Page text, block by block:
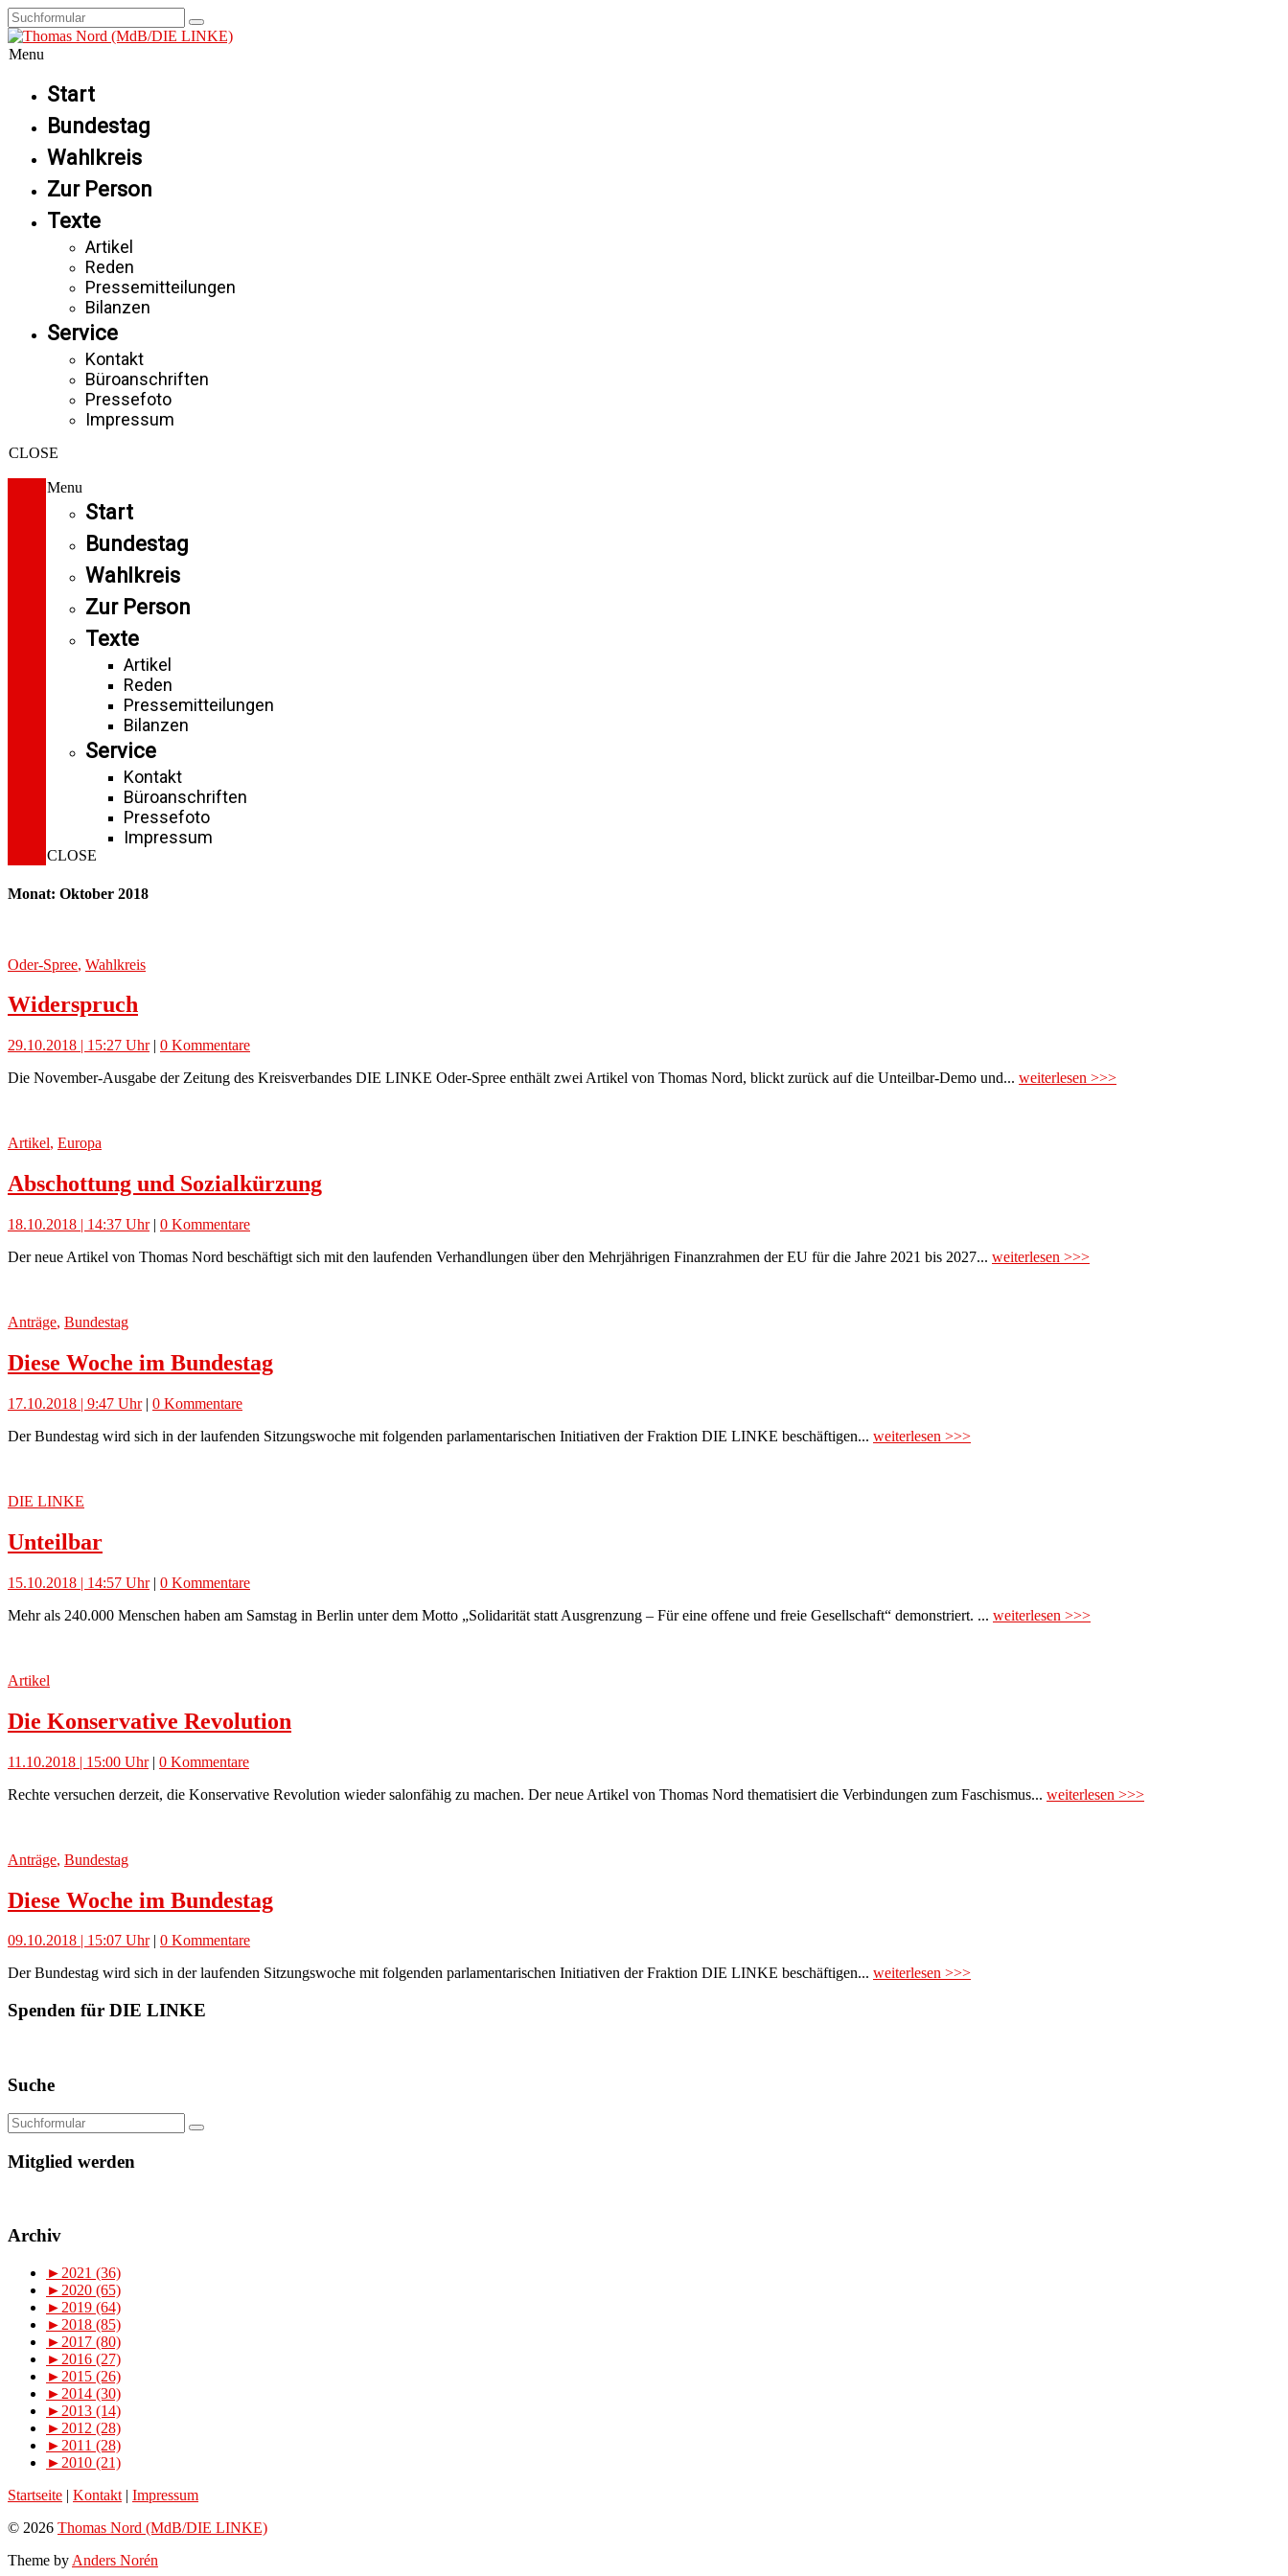
Menu
Start
Bundestag
Wahlkreis
Zur Person
Texte
Artikel
Reden
Pressemitteilungen
Bilanzen
Service
Kontakt
Büroanschriften
Pressefoto
Impressum
CLOSE
Menu
Start
Bundestag
Wahlkreis
Zur Person
Texte
Artikel
Reden
Pressemitteilungen
Bilanzen
Service
Kontakt
Büroanschriften
Pressefoto
Impressum
CLOSE
Monat: Oktober 2018
Oder-Spree, Wahlkreis
Widerspruch
29.10.2018 | 15:27 Uhr| 0 Kommentare
Die November-Ausgabe der Zeitung des Kreisverbandes DIE LINKE Oder-Spree enthält zwei Artikel von Thomas Nord, blickt zurück auf die Unteilbar-Demo und... weiterlesen >>>
Artikel, Europa
Abschottung und Sozialkürzung
18.10.2018 | 14:37 Uhr| 0 Kommentare
Der neue Artikel von Thomas Nord beschäftigt sich mit den laufenden Verhandlungen über den Mehrjährigen Finanzrahmen der EU für die Jahre 2021 bis 2027... weiterlesen >>>
Anträge, Bundestag
Diese Woche im Bundestag
17.10.2018 | 9:47 Uhr| 0 Kommentare
Der Bundestag wird sich in der laufenden Sitzungswoche mit folgenden parlamentarischen Initiativen der Fraktion DIE LINKE beschäftigen... weiterlesen >>>
DIE LINKE
Unteilbar
15.10.2018 | 14:57 Uhr| 0 Kommentare
Mehr als 240.000 Menschen haben am Samstag in Berlin unter dem Motto „Solidarität statt Ausgrenzung – Für eine offene und freie Gesellschaft“ demonstriert. ... weiterlesen >>>
Artikel
Die Konservative Revolution
11.10.2018 | 15:00 Uhr| 0 Kommentare
Rechte versuchen derzeit, die Konservative Revolution wieder salonfähig zu machen. Der neue Artikel von Thomas Nord thematisiert die Verbindungen zum Faschismus... weiterlesen >>>
Anträge, Bundestag
Diese Woche im Bundestag
09.10.2018 | 15:07 Uhr| 0 Kommentare
Der Bundestag wird sich in der laufenden Sitzungswoche mit folgenden parlamentarischen Initiativen der Fraktion DIE LINKE beschäftigen... weiterlesen >>>
Spenden für DIE LINKE
Suche
Mitglied werden
Archiv
► 2021 (36)
► 2020 (65)
► 2019 (64)
► 2018 (85)
► 2017 (80)
► 2016 (27)
► 2015 (26)
► 2014 (30)
► 2013 (14)
► 2012 (28)
► 2011 (28)
► 2010 (21)
Startseite | Kontakt | Impressum
© 2026 Thomas Nord (MdB/DIE LINKE)
Theme by Anders Norén